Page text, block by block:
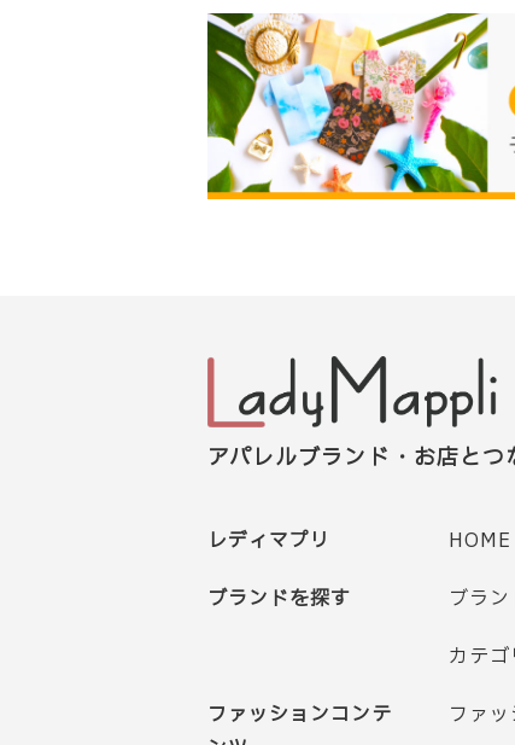
アパレルブランド・お店と
レディマプリ HOME
ブランドを探す
ブラ
カテ
ファッションコンテ
ファ